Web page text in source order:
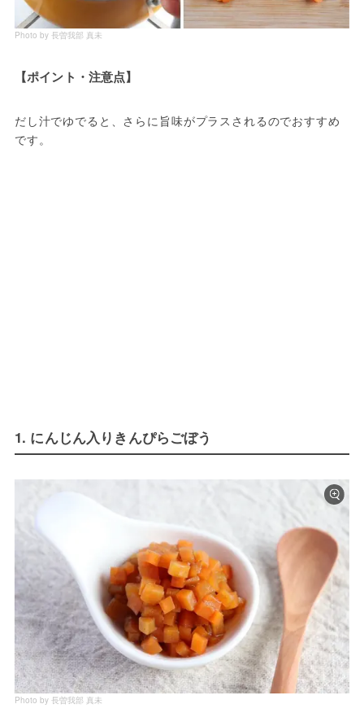
Photo by 長曽我部 真未
【ポイント・注意点】
だし汁でゆでると、さらに旨味がプラスされるのでおすすめ
です。
1. にんじん入りきんぴらごぼう
Photo by 長曽我部 真未